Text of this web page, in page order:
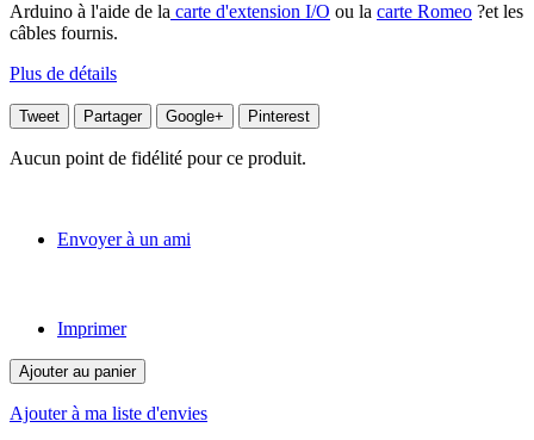
Arduino à l'aide de la carte d'extension I/O ou la carte Romeo ?et les
câbles fournis.
Plus de détails
Tweet Partager Google+ Pinterest
Aucun point de fidélité pour ce produit.
Envoyer à un ami
Imprimer
Ajouter au panier
Ajouter à ma liste d'envies